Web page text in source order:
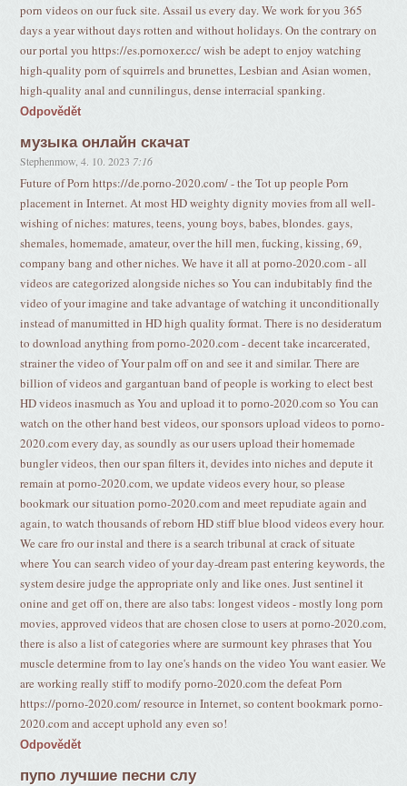
porn videos on our fuck site. Assail us every day. We work for you 365
days a year without days rotten and without holidays. On the contrary on
our portal you https://es.pornoxer.cc/ wish be adept to enjoy watching
high-quality porn of squirrels and brunettes, Lesbian and Asian women,
high-quality anal and cunnilingus, dense interracial spanking.
Odpovědět
музыка онлайн скачат
Stephenmow ,4. 10. 2023 7:16
Future of Porn https://de.porno-2020.com/ - the Tot up people Porn
placement in Internet. At most HD weighty dignity movies from all well-
wishing of niches: matures, teens, young boys, babes, blondes. gays,
shemales, homemade, amateur, over the hill men, fucking, kissing, 69,
company bang and other niches. We have it all at porno-2020.com - all
videos are categorized alongside niches so You can indubitably find the
video of your imagine and take advantage of watching it unconditionally
instead of manumitted in HD high quality format. There is no desideratum
to download anything from porno-2020.com - decent take incarcerated,
strainer the video of Your palm off on and see it and similar. There are
billion of videos and gargantuan band of people is working to elect best
HD videos inasmuch as You and upload it to porno-2020.com so You can
watch on the other hand best videos, our sponsors upload videos to porno-
2020.com every day, as soundly as our users upload their homemade
bungler videos, then our span filters it, devides into niches and depute it
remain at porno-2020.com, we update videos every hour, so please
bookmark our situation porno-2020.com and meet repudiate again and
again, to watch thousands of reborn HD stiff blue blood videos every hour.
We care fro our instal and there is a search tribunal at crack of situate
where You can search video of your day-dream past entering keywords, the
system desire judge the appropriate only and like ones. Just sentinel it
onine and get off on, there are also tabs: longest videos - mostly long porn
movies, approved videos that are chosen close to users at porno-2020.com,
there is also a list of categories where are surmount key phrases that You
muscle determine from to lay one's hands on the video You want easier. We
are working really stiff to modify porno-2020.com the defeat Porn
https://porno-2020.com/ resource in Internet, so content bookmark porno-
2020.com and accept uphold any even so!
Odpovědět
пупо лучшие песни слу